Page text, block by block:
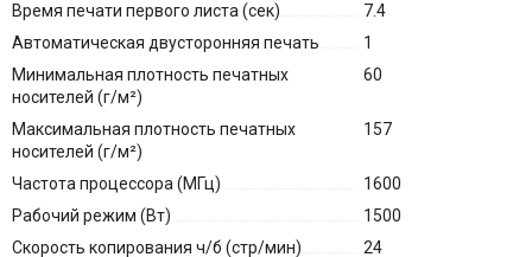
Время печати первого листа (сек)
7.4
Автоматическая двусторонняя печать
1
Минимальная плотность печатных
носителей (г/м²)
60
Максимальная плотность печатных
носителей (г/м²)
157
Частота процессора (МГц)
1600
Рабочий режим (Вт)
1500
Скорость копирования ч/б (стр/мин)
24